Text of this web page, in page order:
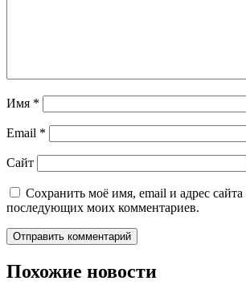
Имя *
Email *
Сайт
Сохранить моё имя, email и адрес сайта
последующих моих комментариев.
Похожие новости